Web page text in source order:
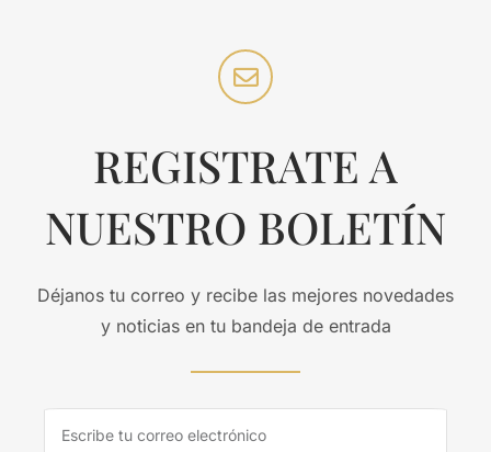
REGISTRATE A
NUESTRO BOLETÍN
Déjanos tu correo y recibe las mejores novedades
y noticias en tu bandeja de entrada